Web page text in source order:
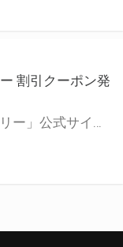
割引クーポン発
「とらのあなWEBオンリー」公式サイトでとらのあな通販の「割引クーポン」を配布中！ イベントごとに開催当日限定で使える割引クーポンのシリアルコードを発行します。 とらのあなWEBオンリーのページをチェックして、イベント当日にお得にお買い物を楽しみましょう♪ ※本キャンペーンは予告なく終了する場合がございます。 とらのあなWEBオンリーサイトはこちら